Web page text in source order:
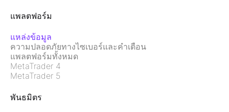
แพลตฟอร์ม
แหล่งข้อมูล
ความปลอดภัยทางไซเบอร์และคำเตือน
แพลตฟอร์มทั้งหมด
MetaTrader 4
MetaTrader 5
พันธมิตร